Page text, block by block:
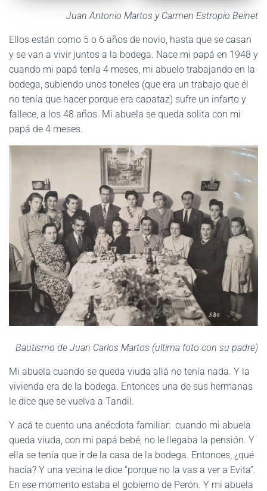
Juan Antonio Martos y Carmen Estropio Beinet
Ellos están como 5 o 6 años de novio, hasta que se casan
y se van a vivir juntos a la bodega. Nace mi papá en 1948 y
cuando mi papá tenía 4 meses, mi abuelo trabajando en la
bodega, subiendo unos toneles (que era un trabajo que él
no tenía que hacer porque era capataz) sufre un infarto y
fallece, a los 48 años. Mi abuela se queda solita con mi
papá de 4 meses.
Bautismo de Juan Carlos Martos (ultima foto con su padre)
Mi abuela cuando se queda viuda allá no tenía nada. Y la
vivienda era de la bodega. Entonces una de sus hermanas
le dice que se vuelva a Tandil.
Y acá te cuento una anécdota familiar: cuando mi abuela
queda viuda, con mi papá bebé, no le llegaba la pensión. Y
ella se tenía que ir de la casa de la bodega. Entonces, ¿qué
hacía? Y una vecina le dice “porque no la vas a ver a Evita”.
En ese momento estaba el gobierno de Perón. Y mi abuela